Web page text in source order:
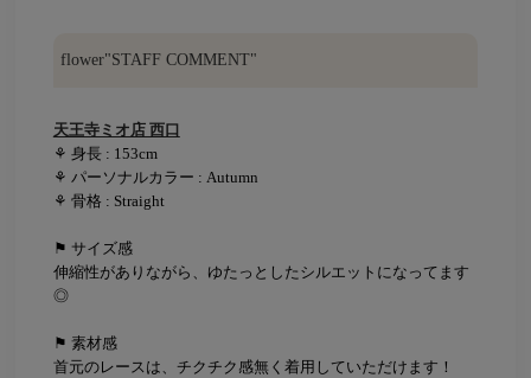
flower"STAFF COMMENT"
天王寺ミオ店 西口
⚘ 身長 : 153cm
⚘ パーソナルカラー : Autumn
⚘ 骨格 : Straight
⚑ サイズ感
伸縮性がありながら、ゆたっとしたシルエットになってます
◎
⚑ 素材感
首元のレースは、チクチク感無く着用していただけます！